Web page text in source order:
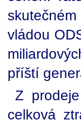
vládou
příští
Z
celková